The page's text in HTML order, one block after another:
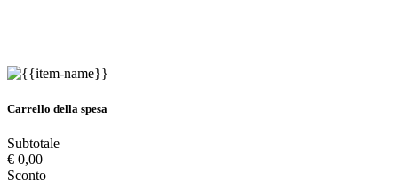
Carrello della spesa
Subtotale
€ 0,00
Sconto